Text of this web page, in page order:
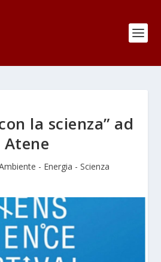
la scienza” ad
Atene
- Energia - Scienza